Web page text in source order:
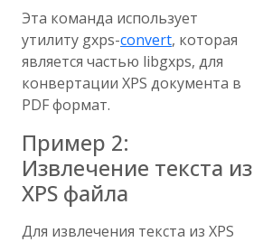
Эта команда использует
утилиту gxps-convert, которая
является частью libgxps, для
конвертации XPS документа в
PDF формат.
Пример 2:
Извлечение текста из
XPS файла
Для извлечения текста из XPS